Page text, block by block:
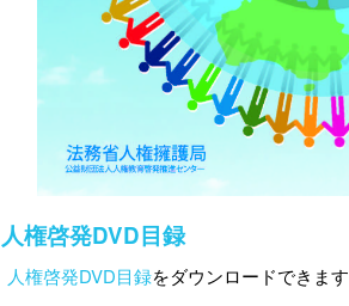
人権啓発DVD目録
人権啓発DVD目録をダウンロードできま